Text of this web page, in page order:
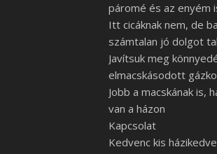
páromé és az enyém
Itt cicáknak nem, de
számtalan jó dolgot
Javítsuk meg
elmacskásodott
Jobb a macskának is,
van a házon
Kapcsolat
Kedvenc kis